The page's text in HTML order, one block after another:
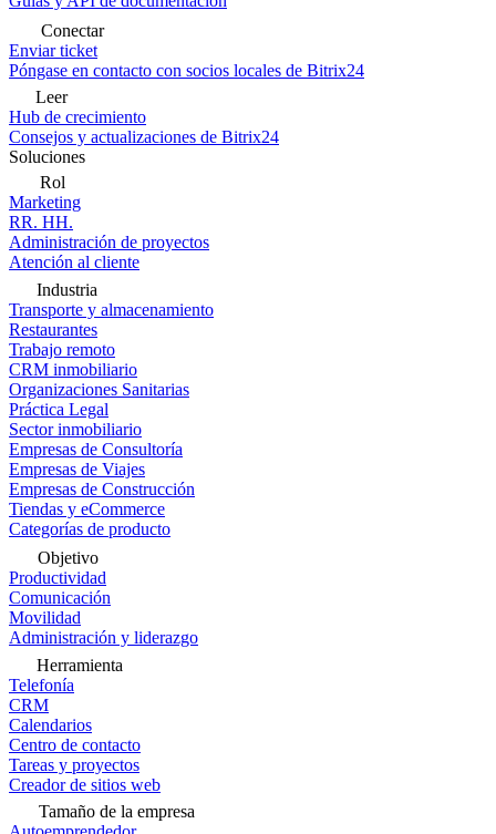
Conectar
Enviar ticket
Póngase en contacto con socios locales de Bitrix24
Leer
Hub de crecimiento
Consejos y actualizaciones de Bitrix24
Soluciones
Rol
Marketing
RR. HH.
Administración de proyectos
Atención al cliente
Industria
Transporte y almacenamiento
Restaurantes
Trabajo remoto
CRM inmobiliario
Organizaciones Sanitarias
Práctica Legal
Sector inmobiliario
Empresas de Consultoría
Empresas de Viajes
Empresas de Construcción
Tiendas y eCommerce
Categorías de producto
Objetivo
Productividad
Comunicación
Movilidad
Administración y liderazgo
Herramienta
Telefonía
CRM
Calendarios
Centro de contacto
Tareas y proyectos
Creador de sitios web
Tamaño de la empresa